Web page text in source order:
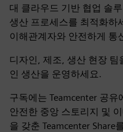
대 클라우드 기반 협업 솔
생산 프로세스를 최적화하
이해관계자와 안전하게 통
디자인, 제조, 생산 현장 팀
인 생산을 운영하세요.
구독에는 Teamcenter 공
안전한 중앙 스토리지 및
을 갖춘 Teamcenter Share